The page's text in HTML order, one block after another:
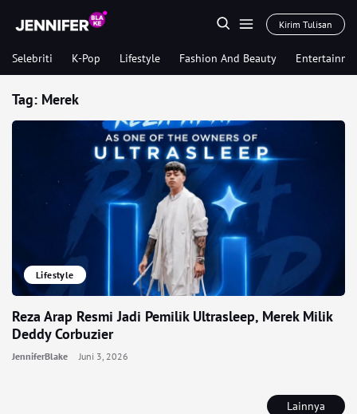
Kirim Tulisan
Selebriti K-Pop Lifestyle Fashion And Beauty
Lainnya
Tag: Merek
Lifestyle
Reza Arap Resmi Jadi Pemilik Ultrasleep, Merek Milik
Deddy Corbuzier
JenniferBlake Juni 3, 2026